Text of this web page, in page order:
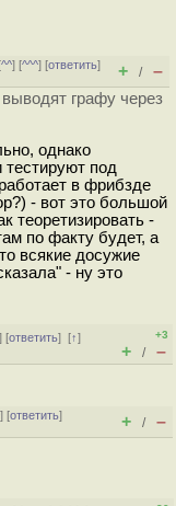
^^] [^^^] [ответить]
+ / –
графу через
однако
тестируют под
в фрибзде
- вот это большой
теоретизировать -
по факту будет, а
всякие досужие
- ну это
] [ответить][↑]
+3
+ / –
] [ответить]
+ / –